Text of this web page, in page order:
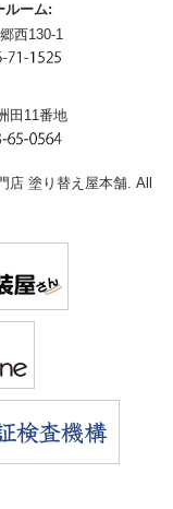
ルーム:
西130-1
田11番地
店 塗り替え屋本舗. All